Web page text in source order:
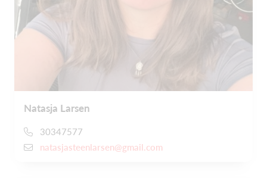
Natasja Larsen
30347577
natasjasteenlarsen@gmail.com